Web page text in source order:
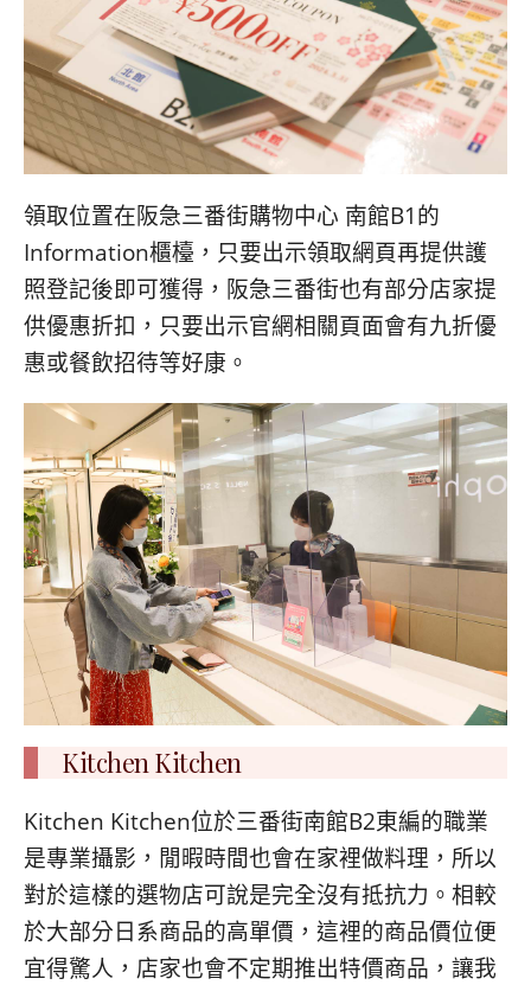
領取位置在阪急三番街購物中心 南館B1的
Information櫃檯，只要出示領取網頁再提供護
照登記後即可獲得，阪急三番街也有部分店家提
供優惠折扣，只要出示官網相關頁面會有九折優
惠或餐飲招待等好康。
Kitchen Kitchen
Kitchen Kitchen位於三番街南館B2東編的職業
是專業攝影，閒暇時間也會在家裡做料理，所以
對於這樣的選物店可說是完全沒有抵抗力。相較
於大部分日系商品的高單價，這裡的商品價位便
宜得驚人，店家也會不定期推出特價商品，讓我